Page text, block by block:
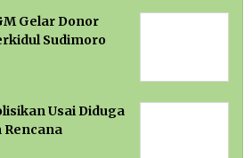
Gelar Donor
Sudimoro
Usai Diduga
Rencana